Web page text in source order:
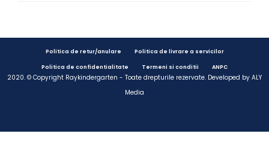
Politica de retur/anulare Politica de livrare a servicilor
Politica de confidentialitate Termeni si conditii ANPC
2020. © Copyright Raykindergarten - Toate drepturile rezervate. Developed by ALY
Media